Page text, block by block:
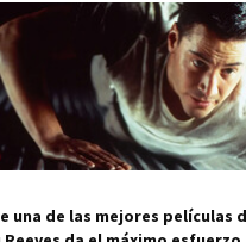
una de las mejores películas